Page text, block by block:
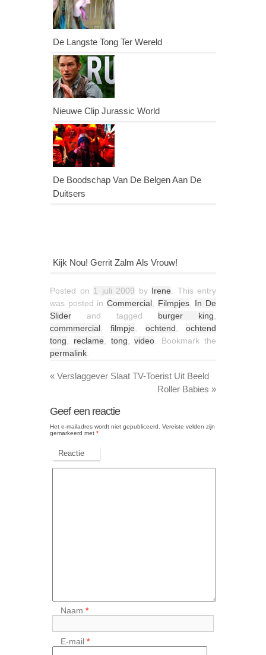
De Langste Tong Ter Wereld
Nieuwe Clip Jurassic World
De Boodschap Van De Belgen Aan De
Duitsers
Kijk Nou! Gerrit Zalm Als Vrouw!
Posted on 1 juli 2009 by Irene . This entry
was posted in Commercial Filmpjes, In De
Slider and tagged burger king
commmercial ,filmpje ochtend ,ochtend
tong
reclame tong ,video . Bookmark the
permalink
« Verslaggever Slaat TV-Toerist Uit Beeld
Roller Babies »
Geef een reactie
Het e-mailadres wordt niet gepubliceerd.
Vereiste velden zijn
gemarkeerd met *
Reactie
Naam*
E-mail*